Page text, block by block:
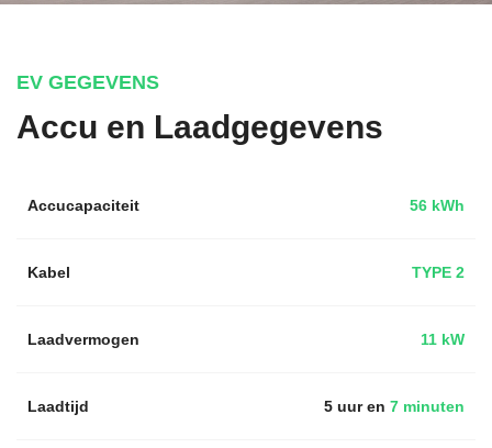
EV GEGEVENS
Accu en Laadgegevens
Accucapaciteit 56 kWh
Kabel TYPE 2
Laadvermogen 11 kW
Laadtijd 5 uur en 7 minuten